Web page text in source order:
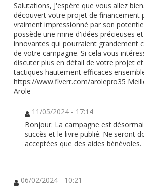
Salutations, J'espère que vous allez
découvert votre projet de financement
vraiment impressionné par son
possède une mine d'idées précieuses
innovantes qui pourraient grandement
de votre campagne. Si cela vous
discuter plus en détail de votre projet
tactiques hautement efficaces
https://www.fiverr.com/arolepro35
Arole
11/05/2024 - 17:14
Bonjour. La campagne est
succès et le livre publié. Ne seront
acceptées que des aides bénévoles.
06/02/2024 - 10:21